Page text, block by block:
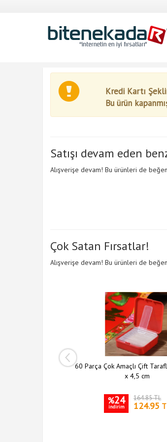
Kredi Kartı
Bu ürün
Satışı devam eden
Alışverişe devam! Bu ürünleri de
Çok Satan Fırsatlar!
Alışverişe devam! Bu ürünleri de
Şeffaf Askı 5 li Set
60 Parça Çok Amaçlı Çift
x 4,5 cm
%24
indirim
164.85 TL
124.95